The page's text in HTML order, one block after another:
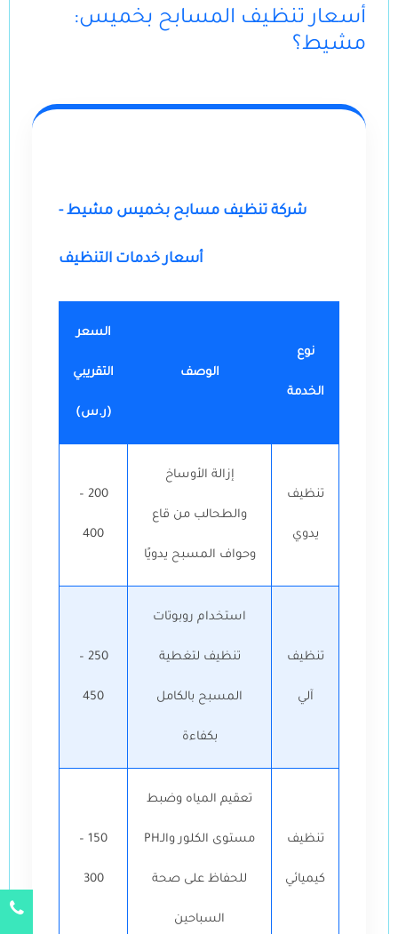
:أسعار تنظيف المسابح بخميس
مشيط؟
شركة تنظيف مسابح بخميس مشيط -
أسعار خدمات التنظيف
نوع
الخدمة
الوصف
السعر
التقريبي
(ر.س)
تنظيف
يدوي
إزالة الأوساخ
والطحالب من قاع
وحواف المسبح يدويًا
200 –
400
تنظيف
آلي
استخدام روبوتات
تنظيف لتغطية
المسبح بالكامل
بكفاءة
250 –
450
تنظيف
كيميائي
تعقيم المياه وضبط
مستوى الكلور والـPH
للحفاظ على صحة
السباحين
150 –
300